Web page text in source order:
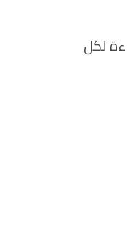
لكل